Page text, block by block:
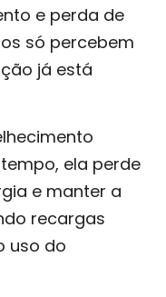
e perda de
só percebem
já está
ela perde
e manter a
recargas
uso do